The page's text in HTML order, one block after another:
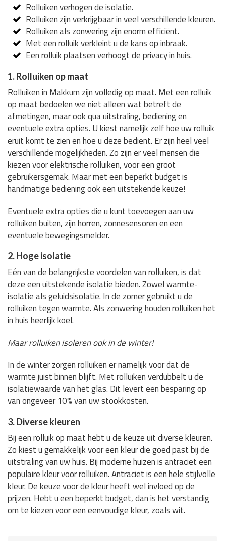
Rolluiken verhogen de isolatie.
Rolluiken zijn verkrijgbaar in veel verschillende kleuren.
Rolluiken als zonwering zijn enorm efficiënt.
Met een rolluik verkleint u de kans op inbraak.
Een rolluik plaatsen verhoogt de privacy in huis.
1. Rolluiken op maat
Rolluiken in Makkum zijn volledig op maat. Met een rolluik
op maat bedoelen we niet alleen wat betreft de
afmetingen, maar ook qua uitstraling, bediening en
eventuele extra opties. U kiest namelijk zelf hoe uw rolluik
eruit komt te zien en hoe u deze bedient. Er zijn heel veel
verschillende mogelijkheden. Zo zijn er veel mensen die
kiezen voor elektrische rolluiken, voor een groot
gebruikersgemak. Maar met een beperkt budget is
handmatige bediening ook een uitstekende keuze!
Eventuele extra opties die u kunt toevoegen aan uw
rolluiken buiten, zijn horren, zonnesensoren en een
eventuele bewegingsmelder.
2. Hoge isolatie
Eén van de belangrijkste voordelen van rolluiken, is dat
deze een uitstekende isolatie bieden. Zowel warmte-
isolatie als geluidsisolatie. In de zomer gebruikt u de
rolluiken tegen warmte. Als zonwering houden rolluiken het
in huis heerlijk koel.
Maar rolluiken isoleren ook in de winter!
In de winter zorgen rolluiken er namelijk voor dat de
warmte juist binnen blijft. Met rolluiken verdubbelt u de
isolatiewaarde van het glas. Dit levert een besparing op
van ongeveer 10% van uw stookkosten.
3. Diverse kleuren
Bij een rolluik op maat hebt u de keuze uit diverse kleuren.
Zo kiest u gemakkelijk voor een kleur die goed past bij de
uitstraling van uw huis. Bij moderne huizen is antraciet een
populaire kleur voor rolluiken. Antraciet is een hele stijlvolle
kleur. De keuze voor de kleur heeft wel invloed op de
prijzen. Hebt u een beperkt budget, dan is het verstandig
om te kiezen voor een eenvoudige kleur, zoals wit.